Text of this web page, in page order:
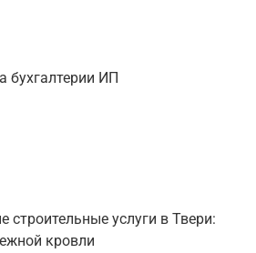
бухгалтерии ИП
строительные услуги в Твери:
кровли